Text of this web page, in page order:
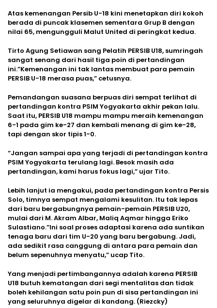
Atas kemenangan Persib U-18 kini menetapkan diri kokoh
berada di puncak klasemen sementara Grup B dengan
nilai 65, mengungguli Malut United di peringkat kedua.
Tirto Agung Setiawan sang Pelatih PERSIB U18, sumringah
sangat senang dari hasil tiga poin di pertandingan
ini.”Kemenangan ini tak lantas membuat para pemain
PERSIB U-18 merasa puas,” cetusnya.
Pemandangan suasana berpuas diri sempat terlihat di
pertandingan kontra PSIM Yogyakarta akhir pekan lalu.
Saat itu, PERSIB U18 mampu mampu meraih kemenangan
6-1 pada gim ke-27 dan kembali menang di gim ke-28,
tapi dengan skor tipis 1-0.
“Jangan sampai apa yang terjadi di pertandingan kontra
PSIM Yogyakarta terulang lagi. Besok masih ada
pertandingan, kami harus fokus lagi,” ujar Tito.
Lebih lanjut ia mengakui, pada pertandingan kontra Persis
Solo, timnya sempat mengalami kesulitan. Itu tak lepas
dari baru bergabungnya pemain-pemain PERSIB U20,
mulai dari M. Akram Albar, Maliq Aqmar hingga Eriko
Sulastiano.”Ini soal proses adaptasi karena ada suntikan
tenaga baru dari tim U-20 yang baru bergabung. Jadi,
ada sedikit rasa canggung di antara para pemain dan
belum sepenuhnya menyatu,” ucap Tito.
Yang menjadi pertimbangannya adalah karena PERSIB
U18 butuh kematangan dari segi mentalitas dan tidak
boleh kehilangan satu poin pun di sisa pertandingan ini
yang seluruhnya digelar di kandang. (Riezcky)